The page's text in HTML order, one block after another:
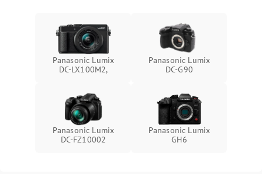
Panasonic Lumix
DC-LX100M2,
Panasonic Lumix
DC-G90
Panasonic Lumix
DC-FZ10002
Panasonic Lumix
GH6